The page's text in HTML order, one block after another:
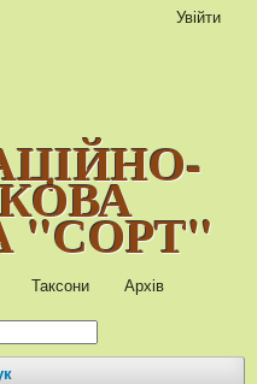
"СОРТ"
Таксони Архів
Увійти